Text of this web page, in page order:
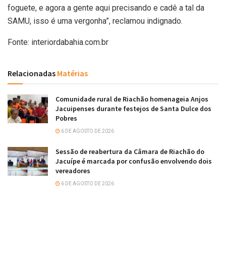
foguete, e agora a gente aqui precisando e cadê a tal da
SAMU, isso é uma vergonha”, reclamou indignado.
Fonte: interiordabahia.com.br
Relacionadas Matérias
Comunidade rural de Riachão homenageia Anjos
Jacuipenses durante festejos de Santa Dulce dos
Pobres
6 DE AGOSTO DE 2026
Sessão de reabertura da Câmara de Riachão do
Jacuípe é marcada por confusão envolvendo dois
vereadores
6 DE AGOSTO DE 2026